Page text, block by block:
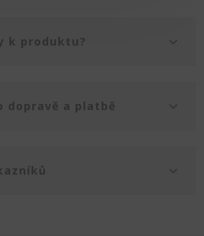
k produktu?
dopravě a platbě